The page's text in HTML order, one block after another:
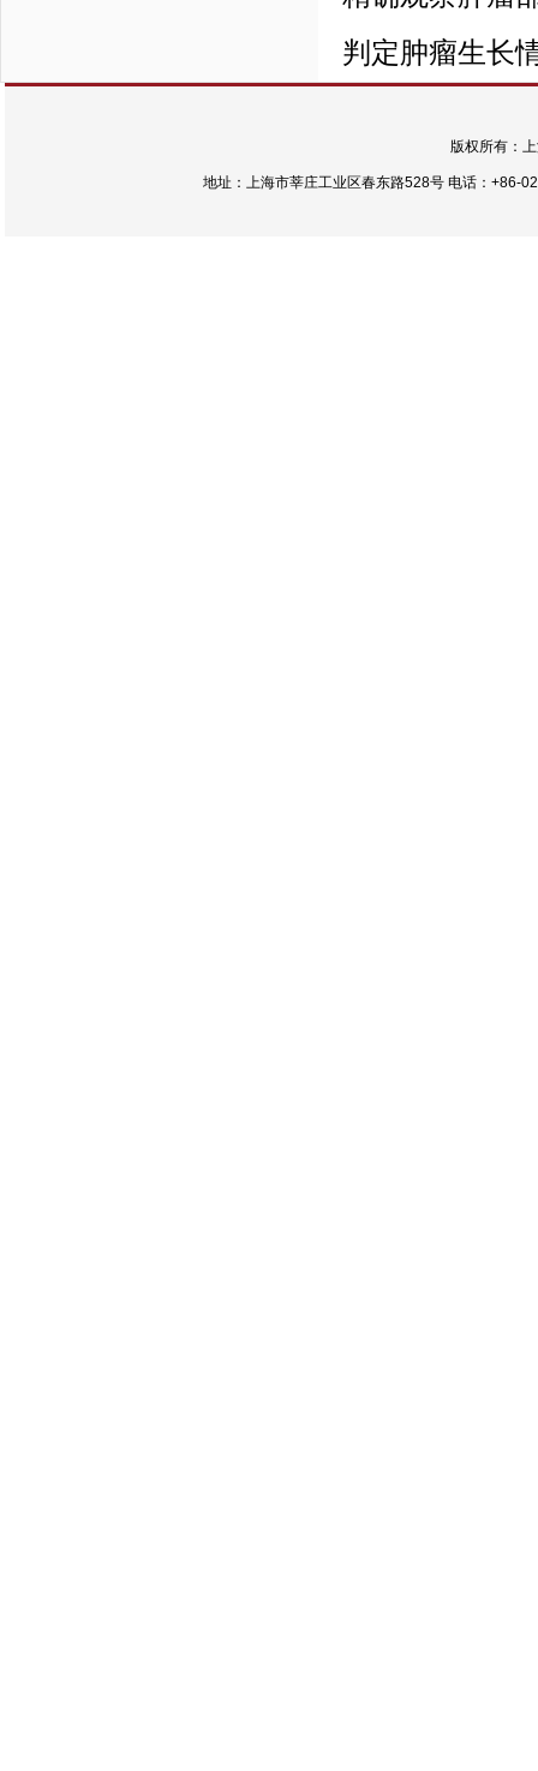
判定肿瘤生长
版权所有：
地址：上海市莘庄工业区春东路528号 电话：+86-